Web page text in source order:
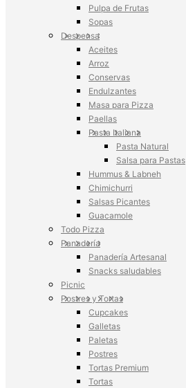
Pulpa de Frutas
Sopas
Despensa
Aceites
Arroz
Conservas
Endulzantes
Masa para Pizza
Paellas
Pasta Italiana
Pasta Natural
Salsa para Pastas
Hummus & Labneh
Chimichurri
Salsas Picantes
Guacamole
Todo Pizza
Panadería
Panadería Artesanal
Snacks saludables
Picnic
Postres y Tortas
Cupcakes
Galletas
Paletas
Postres
Tortas Premium
Tortas